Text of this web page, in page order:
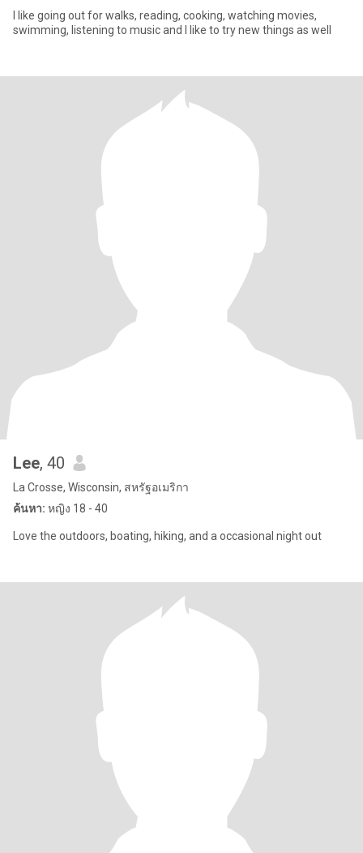
I like going out for walks, reading, cooking, watching movies,
swimming, listening to music and I like to try new things as well
Lee, 40
La Crosse, Wisconsin, สหรัฐอเมริกา
ค้นหา: หญิง 18 - 40
Love the outdoors, boating, hiking, and a occasional night out